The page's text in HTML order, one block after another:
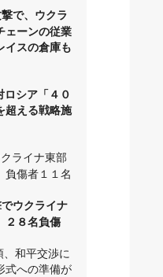
で、ウクラ
ェーンの従業
スの倉庫も
ロシア「４０
超える戦略施
ライナ東部
傷者１１名
ウクライナ
２８名負傷
和平交渉に
式への準備が